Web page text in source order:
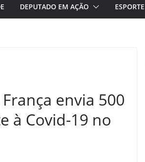
DEPUTADO EM AÇÃO ESPORTE
envia 500
à Covid-19 no